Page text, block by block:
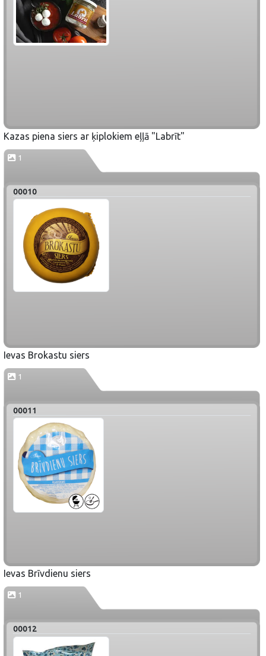
Kazas piena siers ar ķiplokiem eļļā "Labrīt"
1
00010
Ievas Brokastu siers
1
00011
Ievas Brīvdienu siers
1
00012